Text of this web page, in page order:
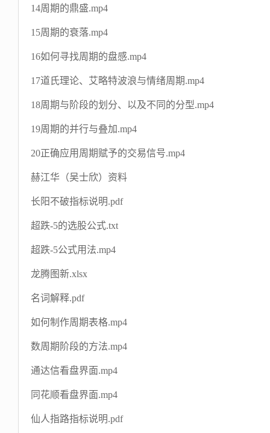
14周期的鼎盛.mp4
15周期的衰落.mp4
16如何寻找周期的盘感.mp4
17道氏理论、艾略特波浪与情绪周期.mp4
18周期与阶段的划分、以及不同的分型.mp4
19周期的并行与叠加.mp4
20正确应用周期赋予的交易信号.mp4
赫江华（吴士欣）资料
长阳不破指标说明.pdf
超跌-5的选股公式.txt
超跌-5公式用法.mp4
龙腾图新.xlsx
名词解释.pdf
如何制作周期表格.mp4
数周期阶段的方法.mp4
通达信看盘界面.mp4
同花顺看盘界面.mp4
仙人指路指标说明.pdf